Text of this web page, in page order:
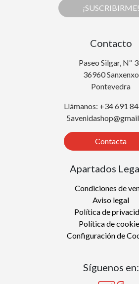
¡SUSCRIBIRME!
Contacto
Paseo Silgar, Nº
36960 Sanxenxo
Pontevedra
Llámanos: +34 691
Contacta
Apartados
Condiciones de
Aviso legal
Política de
Política de
Configuración de
Síguenos en: